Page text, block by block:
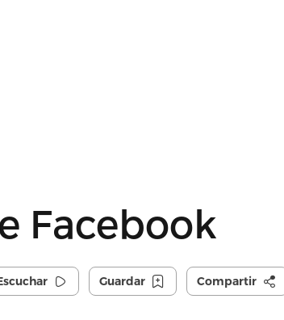
Facebook
Guardar Compartir